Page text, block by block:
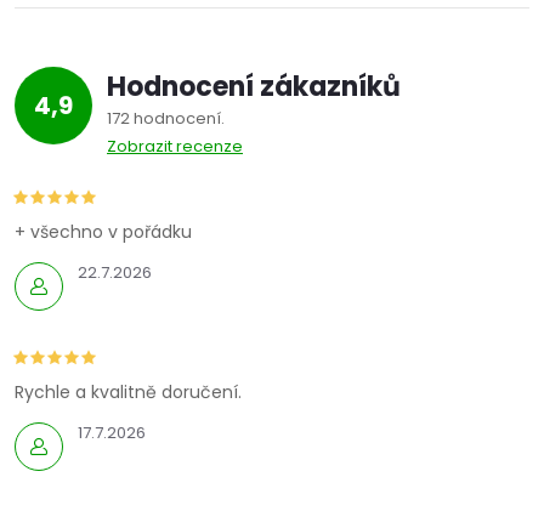
4,9 Hodnocení zákazníků
172 hodnocení
Zobrazit recenze
22.7.2026
+ všechno v pořádku
17.7.2026
Rychle a kvalitně doručení.